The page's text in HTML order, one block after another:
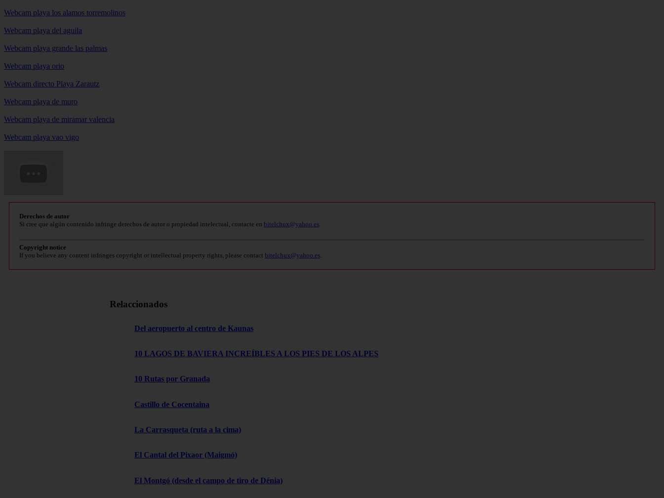
Webcam playa los alamos torremolinos
Webcam playa del aguila
Webcam playa grande las palmas
Webcam playa orio
Webcam directo Playa Zarautz
Webcam playa de muro
Webcam playa de miramar valencia
Webcam playa vao vigo
Derechos de autor
Si cree que algún contenido infringe derechos de autor o propiedad intelectual, contacte en bitelchux@yahoo.es.
Copyright notice
If you believe any content infringes copyright or intellectual property rights, please contact bitelchux@yahoo.es.
Relaccionados
Del aeropuerto al centro de Kaunas
10 LAGOS DE BAVIERA INCREÍBLES A LOS PIES DE LOS ALPES
10 Rutas por Granada
Castillo de Cocentaina
La Carrasqueta (ruta a la cima)
El Cantal del Pixaor (Maigmó)
El Montgó (desde el campo de tiro de Dénia)